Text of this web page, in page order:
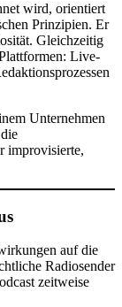
wird, orientiert
Prinzipien. Er
Gleichzeitig
Live-
Unternehmen
improvisierte,
auf die
Radiosender
zeitweise